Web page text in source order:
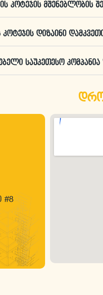
კოტეჯის მშენებლობის
დიზაინი
საუკეთესო
#8